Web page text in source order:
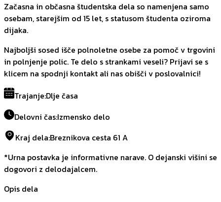
Začasna in občasna študentska dela so namenjena samo
osebam, starejšim od 15 let, s statusom študenta oziroma
dijaka.
Najboljši sosed išče polnoletne osebe za pomoč v trgovini
in polnjenje polic. Te delo s strankami veseli? Prijavi se s
klicem na spodnji kontakt ali nas obišči v poslovalnici!
Trajanje:Dlje časa
Delovni čas:Izmensko delo
Kraj dela:Breznikova cesta 61 A
*Urna postavka je informativne narave. O dejanski višini se
dogovori z delodajalcem.
Opis dela